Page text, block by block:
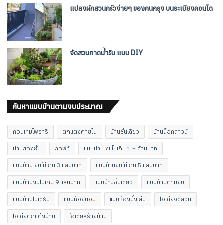
แปลงผักสวนครัวง่ายๆ ของคนกรุง บนระเบียงคอนโด
จัดสวนถาดน้ำริน แบบ DIY
ค้นหาแบบบ้านตามงบประมาณ
คอนเทมโพรารี ตกแต่งภายใน บ้านชั้นเดียว บ้านน็อคดาวน์
บ้านสองชั้น ลอฟท์ แบบบ้าน งบไม่เกิน 1.5 ล้านบาท
แบบบ้าน งบไม่เกิน 3 แสนบาท แบบบ้านงบไม่เกิน 5 แสนบาท
แบบบ้านงบไม่เกิน 9 แสนบาท แบบบ้านชั้นเดียว แบบบ้านตามงบ
แบบบ้านโมเดิร์น แบบห้องนอน แบบห้องนั่งเล่น ไอเดียจัดสวน
ไอเดียตกแต่งบ้าน ไอเดียสร้างบ้าน